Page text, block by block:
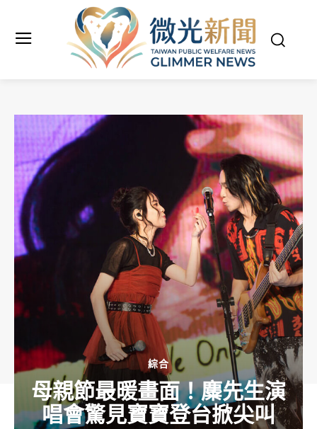
綜合
母親節最暖畫面！麋先生演
唱會驚見寶寶登台掀尖叫